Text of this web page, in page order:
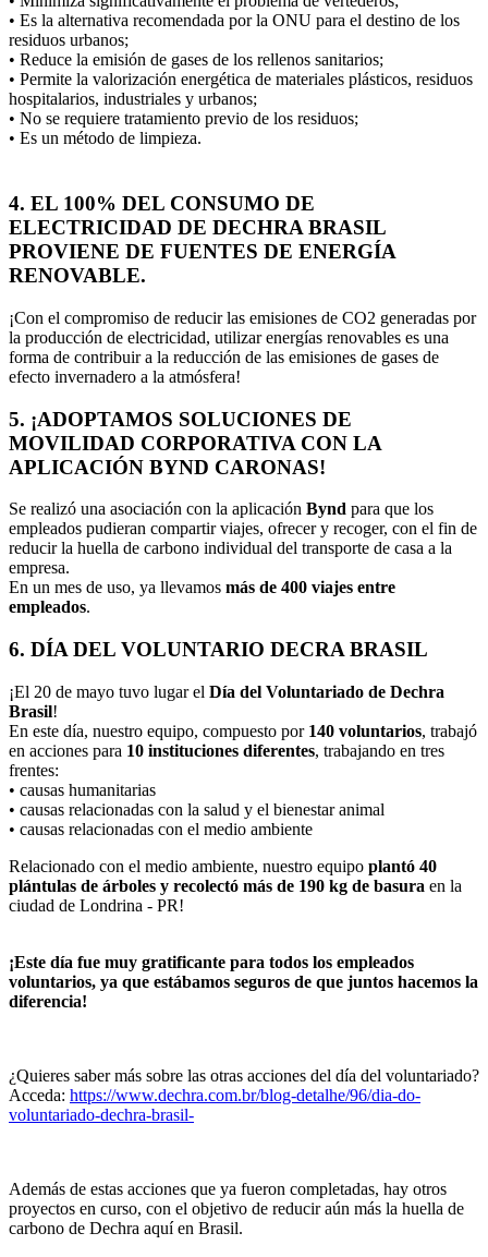
• Es la alternativa recomendada por la ONU para el destino de los
residuos urbanos;
• Reduce la emisión de gases de los rellenos sanitarios;
• Permite la valorización energética de materiales plásticos, residuos
hospitalarios, industriales y urbanos;
• No se requiere tratamiento previo de los residuos;
• Es un método de limpieza.
4. EL 100% DEL CONSUMO DE
ELECTRICIDAD DE DECHRA BRASIL
PROVIENE DE FUENTES DE ENERGÍA
RENOVABLE.
¡Con el compromiso de reducir las emisiones de CO2 generadas por
la producción de electricidad, utilizar energías renovables es una
forma de contribuir a la reducción de las emisiones de gases de
efecto invernadero a la atmósfera!
5. ¡ADOPTAMOS SOLUCIONES DE
MOVILIDAD CORPORATIVA CON LA
APLICACIÓN BYND CARONAS!
Se realizó una asociación con la aplicación Bynd para que los
empleados pudieran compartir viajes, ofrecer y recoger, con el fin de
reducir la huella de carbono individual del transporte de casa a la
empresa.
En un mes de uso, ya llevamos más de 400 viajes entre
empleados.
6. DÍA DEL VOLUNTARIO DECRA BRASIL
¡El 20 de mayo tuvo lugar el Día del Voluntariado de Dechra
Brasil!
En este día, nuestro equipo, compuesto por 140 voluntarios, trabajó
en acciones para 10 instituciones diferentes, trabajando en tres
frentes:
• causas humanitarias
• causas relacionadas con la salud y el bienestar animal
• causas relacionadas con el medio ambiente
Relacionado con el medio ambiente, nuestro equipo plantó 40
plántulas de árboles y recolectó más de 190 kg de basura en la
ciudad de Londrina - PR!
¡Este día fue muy gratificante para todos los empleados
voluntarios, ya que estábamos seguros de que juntos hacemos la
diferencia!
¿Quieres saber más sobre las otras acciones del día del voluntariado?
Acceda: https://www.dechra.com.br/blog-detalhe/96/dia-do-
voluntariado-dechra-brasil-
Además de estas acciones que ya fueron completadas, hay otros
proyectos en curso, con el objetivo de reducir aún más la huella de
carbono de Dechra aquí en Brasil.